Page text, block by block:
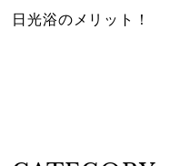
日光浴のメリット！